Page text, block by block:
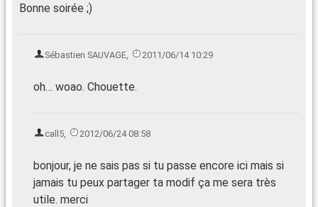
Bonne soirée ;)
Sébastien SAUVAGE 2011/06/14 10:29
oh… woao. Chouette.
call5 2012/06/24 08:58
bonjour, je ne sais pas si tu passe encore ici mais si
jamais tu peux partager ta modif ça me sera très
utile. merci